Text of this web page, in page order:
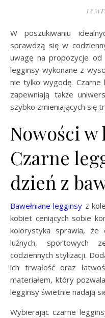
12
W poszukiwaniu idealnych legginsów, które świetnie
sprawdzą się w
uwagę na propozycje od
legginsy wykonane z
nie tylko wygodę. Czarne
zapewniają także
szybko zmieniających się
Nowości
Czarne
dzień z
Bawełniane legginsy z
kobiet ceniących sobie
kolorystyka sprawia, że
luźnych, sportowych
codziennych stylizacji.
ich trwałość oraz
materiałem, który
legginsy świetnie nadają
Wybierając czarne